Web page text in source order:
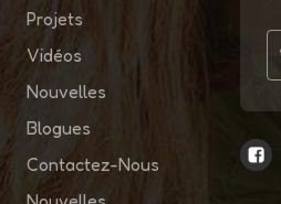
Projets
Vidéos
Nouvelles
Blogues
Contactez-Nous